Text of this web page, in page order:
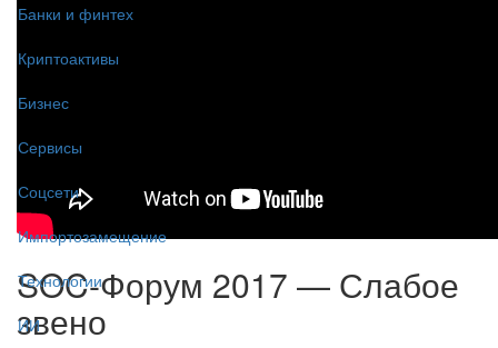
Банки и финтех
Криптоактивы
Бизнес
Сервисы
Соцсети
Импортозамещение
Технологии
ИИ
SOC-Форум 2017 — Слабое
звено